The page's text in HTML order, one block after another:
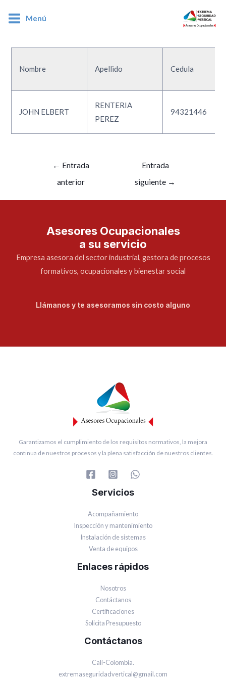
Menú
Nombre Apellido Cedula
JOHN ELBERT
RENTERIA
PEREZ
94321446
← Entrada
anterior
Entrada
siguiente →
Asesores Ocupacionales
a su servicio
Empresa asesora del sector industrial, gestora de procesos
formativos, ocupacionales y bienestar social
Llámanos y te asesoramos sin costo alguno
Garantizamos el cumplimiento de los requisitos normativos, la mejora
continua de nuestros procesos y la plena satisfacción de nuestros clientes.
Servicios
Acompañamiento
Inspección y mantenimiento
Instalación de sistemas
Venta de equipos
Enlaces rápidos
Nosotros
Contáctanos
Certificaciones
Solicita Presupuesto
Contáctanos
Cali-Colombia.
extremaseguridadvertical@gmail.com